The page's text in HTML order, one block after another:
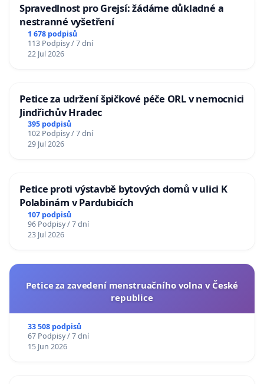
Spravedlnost pro Grejsí: žádáme důkladné a
nestranné vyšetření
1 678 podpisů
113 Podpisy / 7 dní
22 Jul 2026
Petice za udržení špičkové péče ORL v nemocnici
Jindřichův Hradec
395 podpisů
102 Podpisy / 7 dní
29 Jul 2026
Petice proti výstavbě bytových domů v ulici K
Polabinám v Pardubicích
107 podpisů
96 Podpisy / 7 dní
23 Jul 2026
Petice za zavedení menstruačního volna v České
republice
33 508 podpisů
67 Podpisy / 7 dní
15 Jun 2026